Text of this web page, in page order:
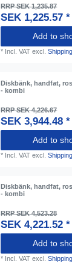
RRP SEK 1,235.87
SEK 1,225.57 *
Add to
* Incl. VAT excl.Shipping
Diskbänk, handfat,
- kombi
RRP SEK 4,226.67
SEK 3,944.48 *
Add to
* Incl. VAT excl.Shipping
Diskbänk, handfat,
- kombi
RRP SEK 4,523.28
SEK 4,221.52 *
Add to
* Incl. VAT excl.Shipping